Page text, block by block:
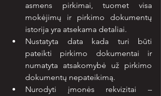
asmens pirkimai, tuomet visa
mokėjimų ir pirkimo dokumentų
istorija yra atsekama detaliai.
Nustatyta data kada turi būti
pateikti pirkimo dokumentai ir
numatyta atsakomybė už pirkimo
dokumentų nepateikimą.
Nurodyti įmonės rekvizitai –